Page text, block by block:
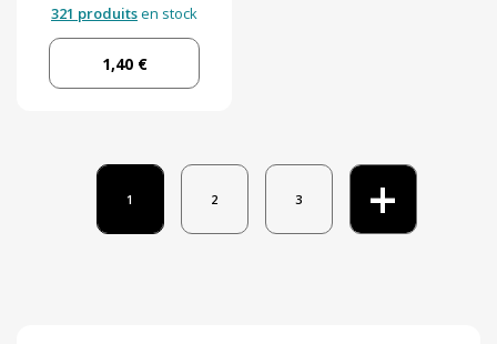
321 produitsen stock
1,40 €
1 2 3 +